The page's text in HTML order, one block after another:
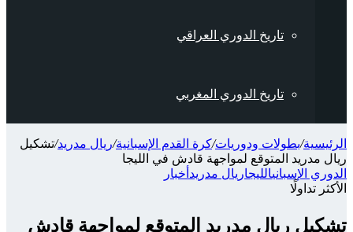
تاريخ الدوري العراقي
تاريخ الدوري المغربي
الرئيسية/بطولات ودوريات/كرة القدم الإسبانية/ريال مدريد/تشكيل
ريال مدريد المتوقع لمواجهة قادش في الليجا
الدوري الإسبانيالليجاريال مدريد أخبار
الأكثر تداولًا
تشكيل ريال مدريد المتوقع لمواجهة قادش